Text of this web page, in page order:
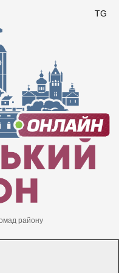
TG
району